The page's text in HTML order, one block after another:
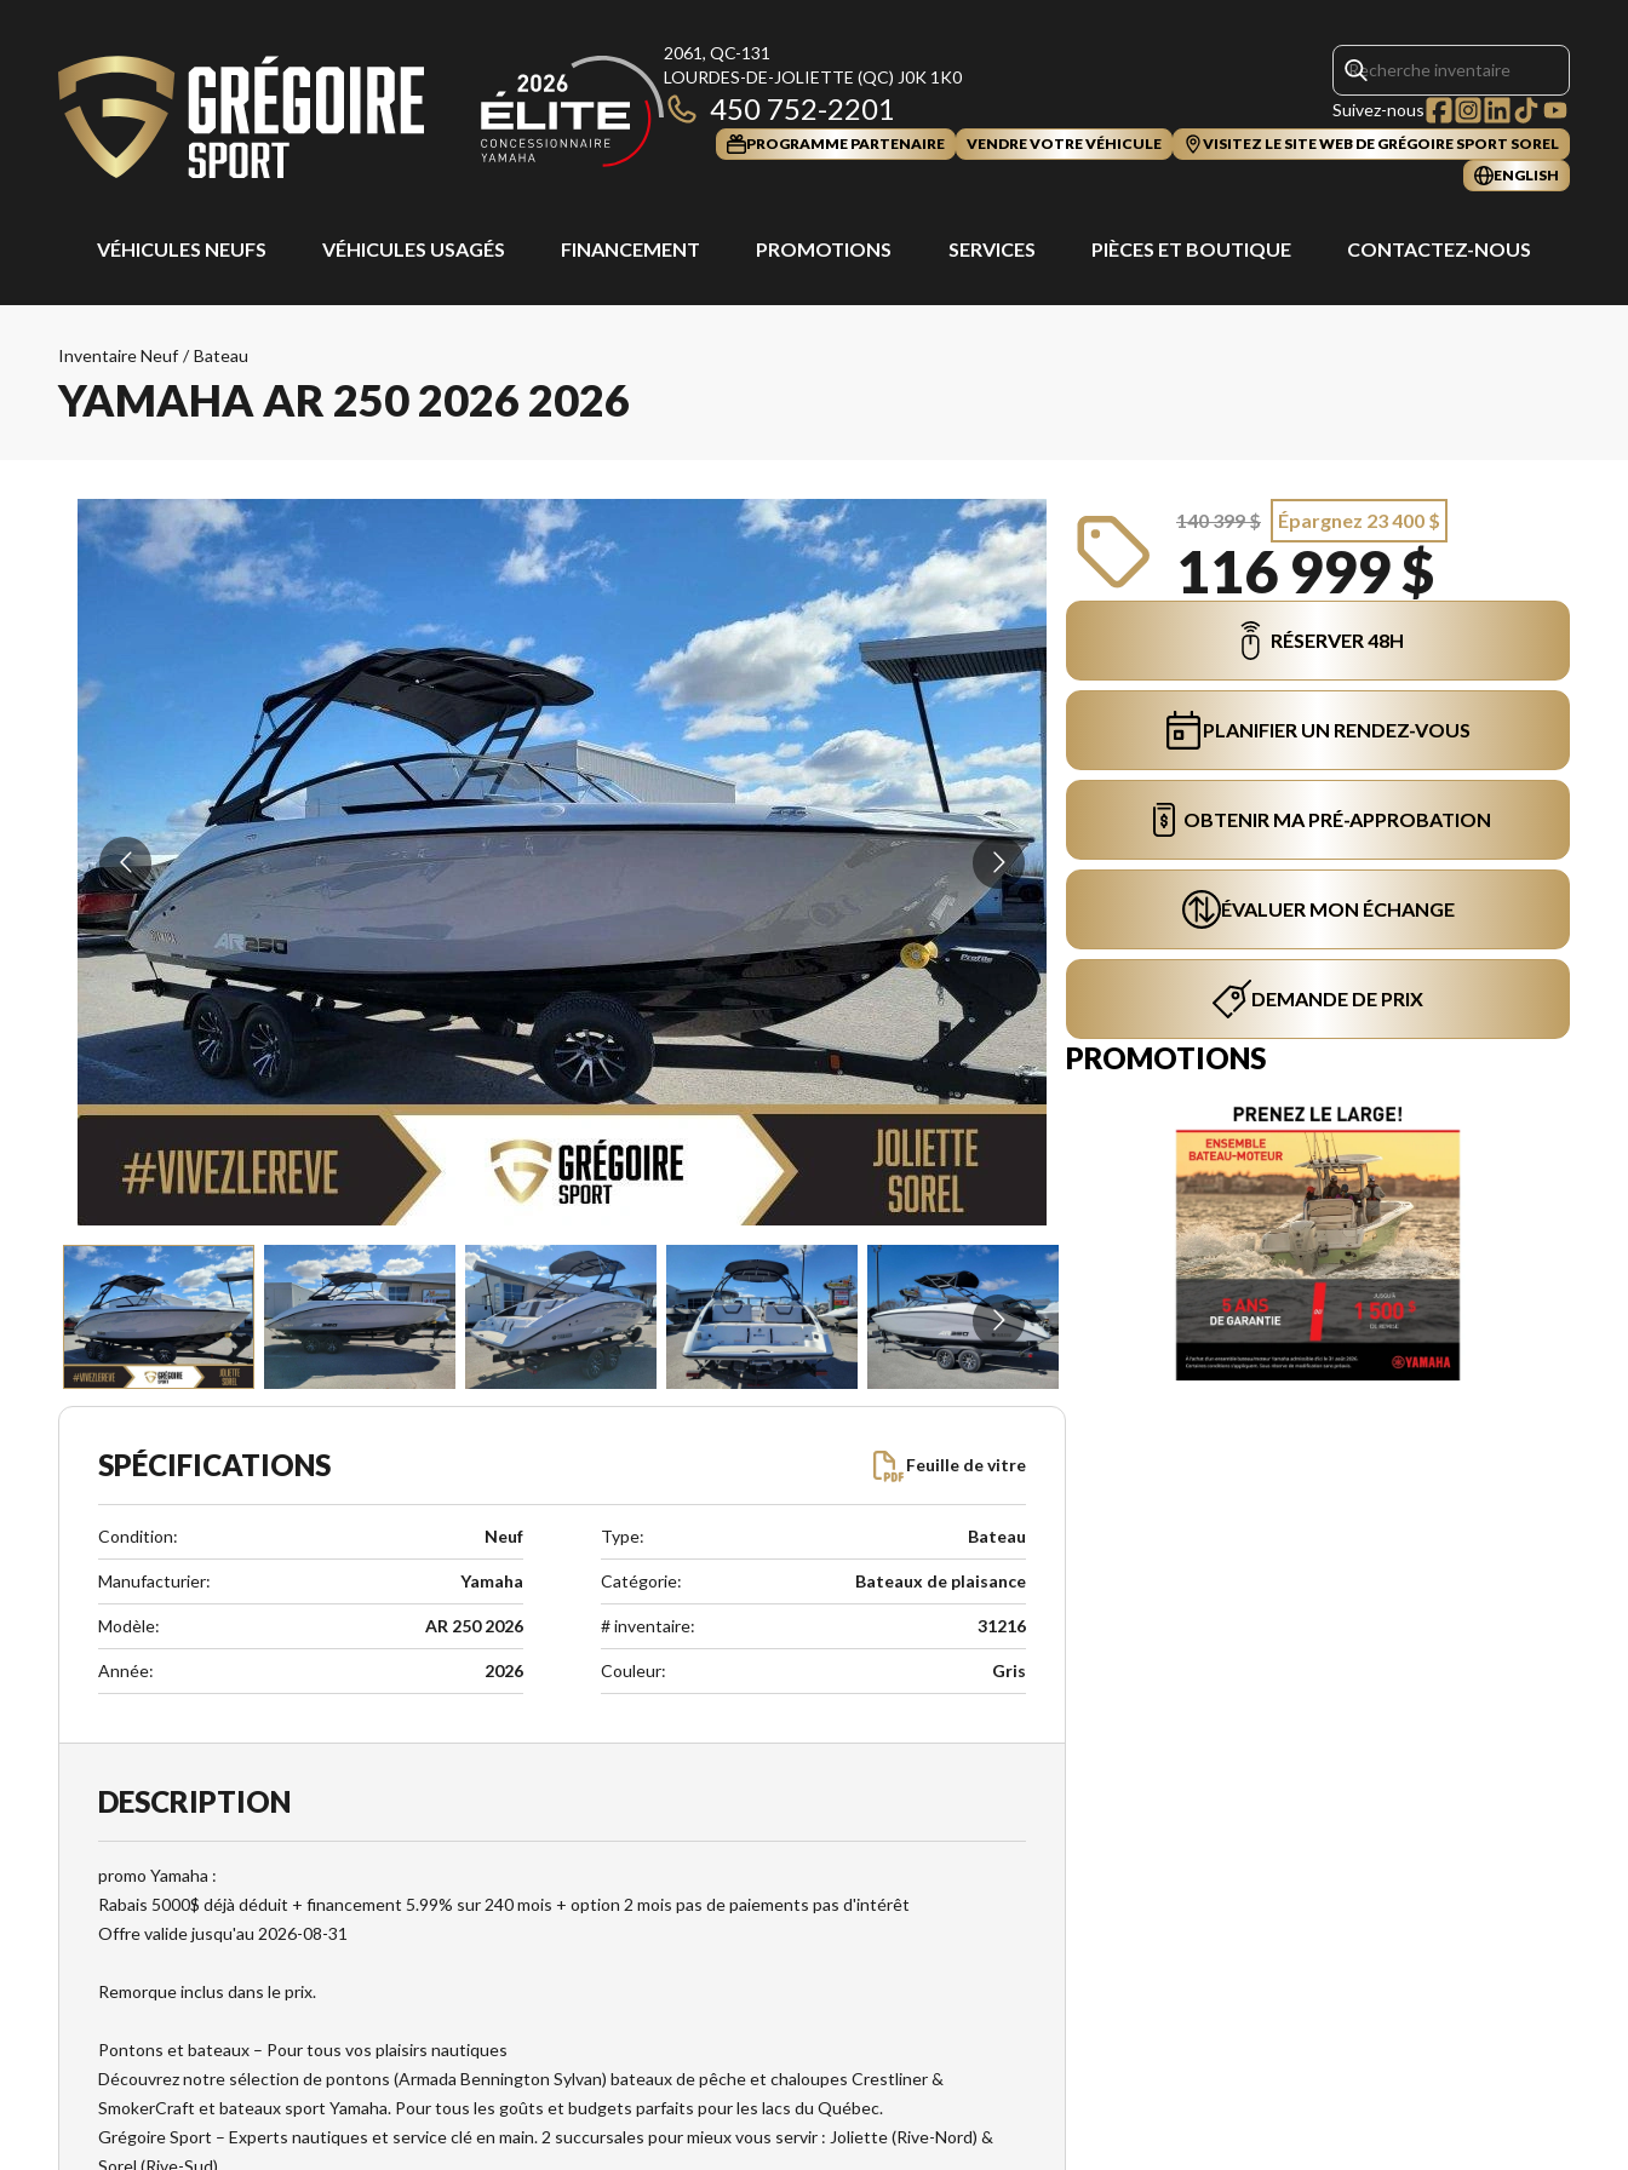
2061, QC-131
LOURDES-DE-JOLIETTE (QC) J0K 1K0
450 752-2201 Suivez-nous
PROGRAMME PARTENAIRE VENDRE VOTRE VÉHICULE
VISITEZ LE SITE WEB DE GRÉGOIRE SPORT SOREL
ENGLISH
VÉHICULES NEUFS VÉHICULES USAGÉS FINANCEMENT PROMOTIONS SERVICES PIÈCES ET BOUTIQUE CONTACTEZ-NOUS
Inventaire Neuf / Bateau
YAMAHA AR 250 2026 2026
SPÉCIFICATIONS Feuille de vitre
Condition: Neuf
Manufacturier: Yamaha
Modèle: AR 250 2026
Année: 2026
Type: Bateau
Catégorie: Bateaux de plaisance
# inventaire: 31216
Couleur: Gris
DESCRIPTION
promo Yamaha :
Rabais 5000$ déjà déduit + financement 5.99% sur 240 mois + option 2 mois pas de paiements pas d'intérêt
Offre valide jusqu'au 2026-08-31
Remorque inclus dans le prix.
Pontons et bateaux – Pour tous vos plaisirs nautiques
Découvrez notre sélection de pontons (Armada Bennington Sylvan) bateaux de pêche et chaloupes Crestliner &
SmokerCraft et bateaux sport Yamaha. Pour tous les goûts et budgets parfaits pour les lacs du Québec.
Grégoire Sport – Experts nautiques et service clé en main. 2 succursales pour mieux vous servir : Joliette (Rive-Nord) &
Sorel (Rive-Sud).
140 399 $ Épargnez 23 400 $
116 999 $
RÉSERVER 48H
PLANIFIER UN RENDEZ-VOUS
OBTENIR MA PRÉ-APPROBATION
ÉVALUER MON ÉCHANGE
DEMANDE DE PRIX
PROMOTIONS